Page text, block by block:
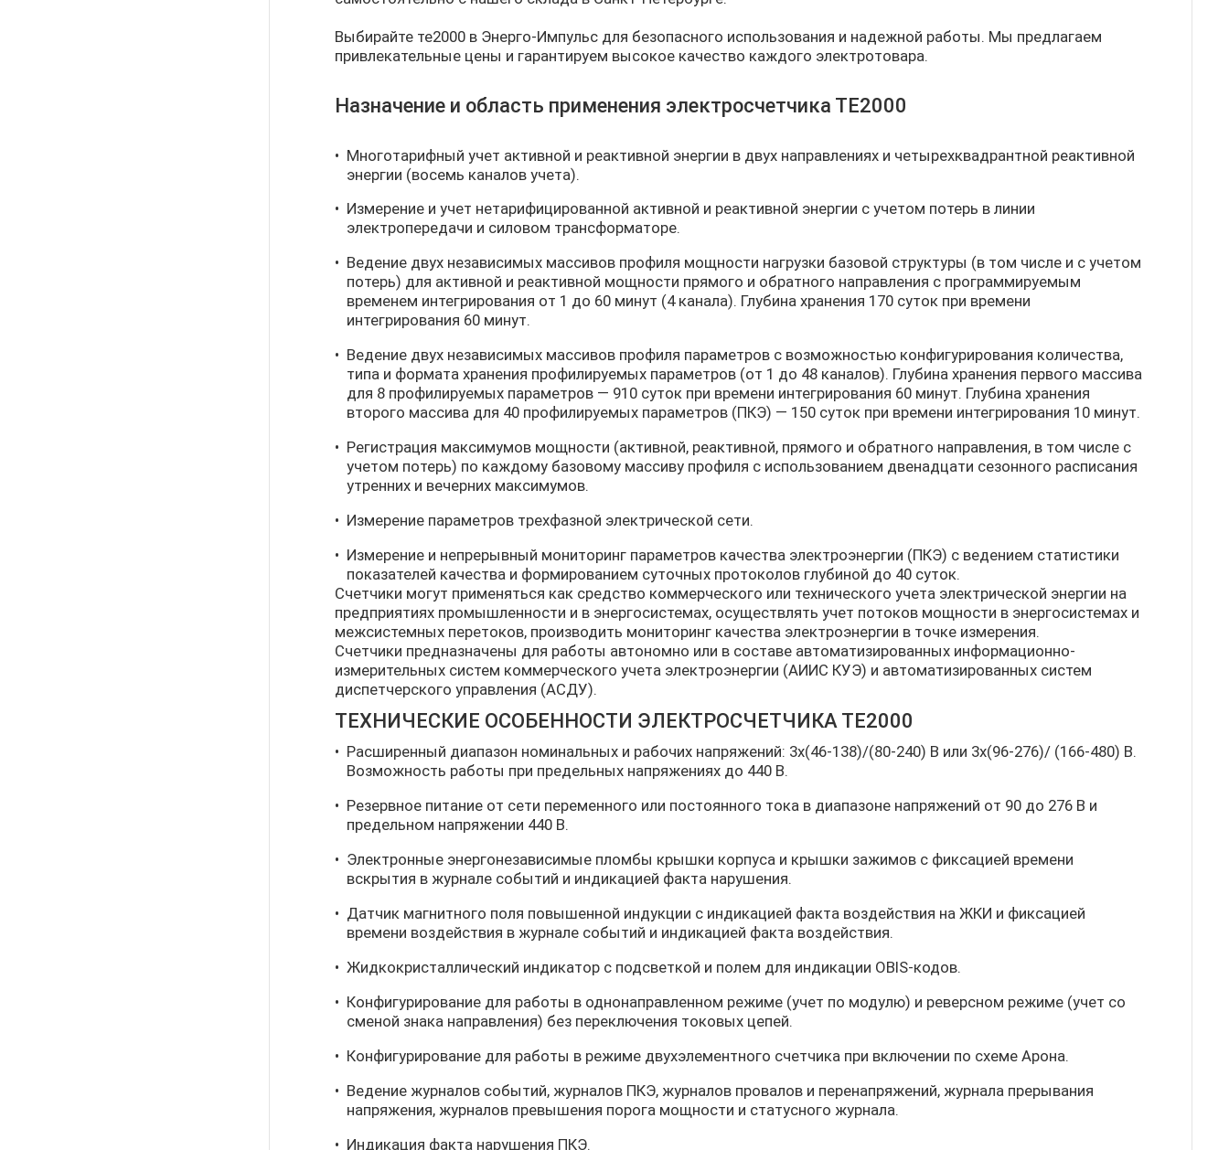
Выбирайте те2000 в Энерго-Импульс для безопасного использования и надежной работы. Мы предлагаем
привлекательные цены и гарантируем высокое качество каждого электротовара.
Назначение и область применения электросчетчика ТЕ2000
Многотарифный учет активной и реактивной энергии в двух направлениях и четырехквадрантной реактивной
энергии (восемь каналов учета).
Измерение и учет нетарифицированной активной и реактивной энергии с учетом потерь в линии
электропередачи и силовом трансформаторе.
Ведение двух независимых массивов профиля мощности нагрузки базовой структуры (в том числе и с учетом
потерь) для активной и реактивной мощности прямого и обратного направления с программируемым
временем интегрирования от 1 до 60 минут (4 канала). Глубина хранения 170 суток при времени
интегрирования 60 минут.
Ведение двух независимых массивов профиля параметров с возможностью конфигурирования количества,
типа и формата хранения профилируемых параметров (от 1 до 48 каналов). Глубина хранения первого массива
для 8 профилируемых параметров — 910 суток при времени интегрирования 60 минут. Глубина хранения
второго массива для 40 профилируемых параметров (ПКЭ) — 150 суток при времени интегрирования 10 минут.
Регистрация максимумов мощности (активной, реактивной, прямого и обратного направления, в том числе с
учетом потерь) по каждому базовому массиву профиля с использованием двенадцати сезонного расписания
утренних и вечерних максимумов.
Измерение параметров трехфазной электрической сети.
Измерение и непрерывный мониторинг параметров качества электроэнергии (ПКЭ) с ведением статистики
показателей качества и формированием суточных протоколов глубиной до 40 суток.
Счетчики могут применяться как средство коммерческого или технического учета электрической энергии на
предприятиях промышленности и в энергосистемах, осуществлять учет потоков мощности в энергосистемах и
межсистемных перетоков, производить мониторинг качества электроэнергии в точке измерения.
Счетчики предназначены для работы автономно или в составе автоматизированных информационно-
измерительных систем коммерческого учета электроэнергии (АИИС КУЭ) и автоматизированных систем
диспетчерского управления (АСДУ).
ТЕХНИЧЕСКИЕ ОСОБЕННОСТИ ЭЛЕКТРОСЧЕТЧИКА ТЕ2000
Расширенный диапазон номинальных и рабочих напряжений: 3x(46-138)/(80-240) В или 3x(96-276)/ (166-480) В.
Возможность работы при предельных напряжениях до 440 В.
Резервное питание от сети переменного или постоянного тока в диапазоне напряжений от 90 до 276 В и
предельном напряжении 440 В.
Электронные энергонезависимые пломбы крышки корпуса и крышки зажимов с фиксацией времени
вскрытия в журнале событий и индикацией факта нарушения.
Датчик магнитного поля повышенной индукции с индикацией факта воздействия на ЖКИ и фиксацией
времени воздействия в журнале событий и индикацией факта воздействия.
Жидкокристаллический индикатор с подсветкой и полем для индикации OBIS-кодов.
Конфигурирование для работы в однонаправленном режиме (учет по модулю) и реверсном режиме (учет со
сменой знака направления) без переключения токовых цепей.
Конфигурирование для работы в режиме двухэлементного счетчика при включении по схеме Арона.
Ведение журналов событий, журналов ПКЭ, журналов провалов и перенапряжений, журнала прерывания
напряжения, журналов превышения порога мощности и статусного журнала.
Индикация факта нарушения ПКЭ.